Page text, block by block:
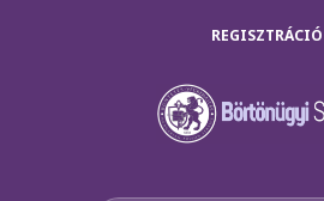
REGISZTRÁCIÓ